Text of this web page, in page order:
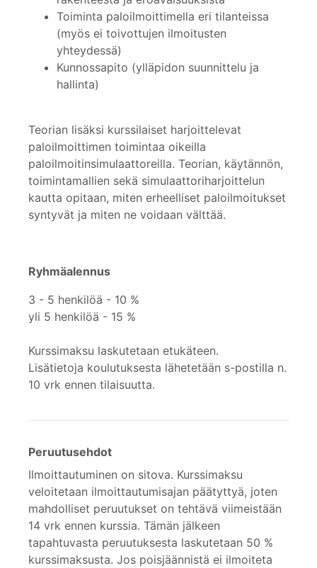
Toiminta paloilmoittimella eri tilanteissa
(myös ei toivottujen ilmoitusten
yhteydessä)
Kunnossapito (ylläpidon suunnittelu ja
hallinta)
Teorian lisäksi kurssilaiset harjoittelevat
paloilmoittimen toimintaa oikeilla
paloilmoitinsimulaattoreilla. Teorian, käytännön,
toimintamallien sekä simulaattoriharjoittelun
kautta opitaan, miten erheelliset paloilmoitukset
syntyvät ja miten ne voidaan välttää.
Ryhmäalennus
3 - 5 henkilöä - 10 %
yli 5 henkilöä - 15 %
Kurssimaksu laskutetaan etukäteen.
Lisätietoja koulutuksesta lähetetään s-postilla n.
10 vrk ennen tilaisuutta.
Peruutusehdot
Ilmoittautuminen on sitova. Kurssimaksu
veloitetaan ilmoittautumisajan päätyttyä, joten
mahdolliset peruutukset on tehtävä viimeistään
14 vrk ennen kurssia. Tämän jälkeen
tapahtuvasta peruutuksesta laskutetaan 50 %
kurssimaksusta. Jos poisjäännistä ei ilmoiteta